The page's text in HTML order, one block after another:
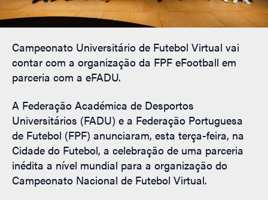
Campeonato Universitário de Futebol Virtual vai
contar com a organização da FPF eFootball em
parceria com a eFADU.
A Federação Académica de Desportos
Universitários (FADU) e a Federação Portuguesa
de Futebol (FPF) anunciaram, esta terça-feira, na
Cidade do Futebol, a celebração de uma parceria
inédita a nível mundial para a organização do
Campeonato Nacional de Futebol Virtual.